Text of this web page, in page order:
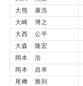
大熊 康浩
大崎 博之
大西 公平
大森 隆宏
岡本 浩
岡本 昌幸
尾﨑 雅則